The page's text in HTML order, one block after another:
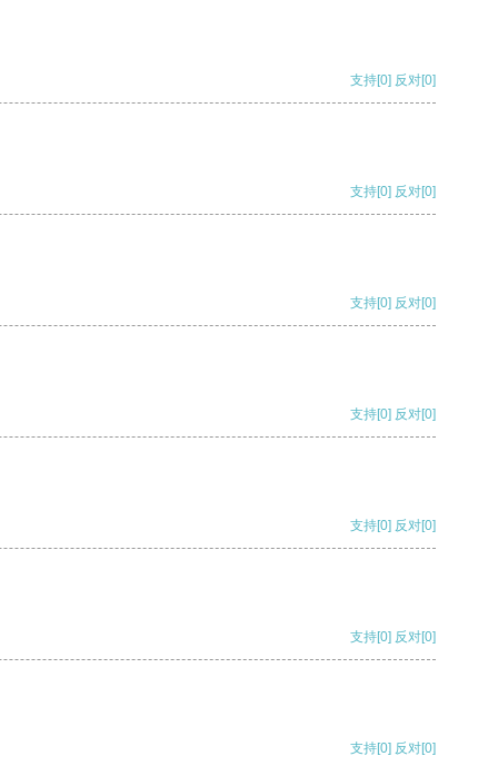
支持[0] 反对[0]
支持[0] 反对[0]
支持[0] 反对[0]
支持[0] 反对[0]
支持[0] 反对[0]
支持[0] 反对[0]
支持[0] 反对[0]